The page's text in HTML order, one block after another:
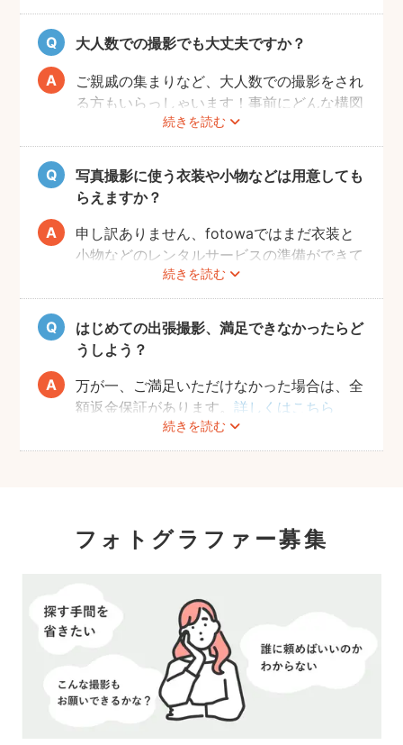
大人数での撮影でも大丈夫ですか？
続きを読む
ご親戚の集まりなど、大人数での撮影をされ
る方もいらっしゃいます！事前にどんな構図
で撮りたいのかなどフォトグラファーとすり
合わせておくと、当日スムーズに撮影ができ
るのでおすすめです。
写真撮影に使う衣装や小物などは用意しても
らえますか？
続きを読む
申し訳ありません、fotowaではまだ衣装と
小物などのレンタルサービスの準備ができて
おりませんので、お客様ご自身にご用意をお
願いしております。
はじめての出張撮影、満足できなかったらど
うしよう？
続きを読む
万が一、ご満足いただけなかった場合は、全
額返金保証があります。詳しくはこちら
フォトグラファー募集